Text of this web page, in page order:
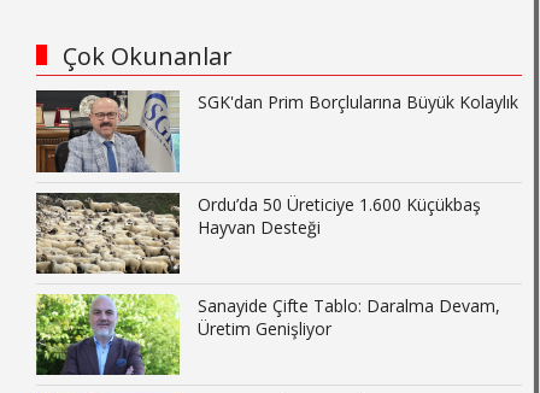
Çok Okunanlar
SGK'dan Prim Borçlularına Büyük Kolaylık
Ordu’da 50 Üreticiye 1.600 Küçükbaş
Hayvan Desteği
Sanayide Çifte Tablo: Daralma Devam,
Üretim Genişliyor